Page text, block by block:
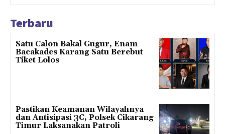
Terbaru
Satu Calon Bakal Gugur, Enam
Bacakades Karang Satu Berebut
Tiket Lolos
Pastikan Keamanan Wilayahnya
dan Antisipasi 3C, Polsek Cikarang
Timur Laksanakan Patroli